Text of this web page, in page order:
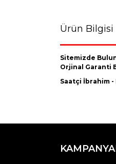
Ürün Bilgisi
Sitemizde
Orjinal Garanti
Saatçi İbrahim
Görüş ve
Ürün